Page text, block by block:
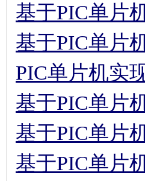
基于PIC单片
基于PIC单片
PIC单片机实
基于PIC单片
基于PIC单片
基于PIC单片